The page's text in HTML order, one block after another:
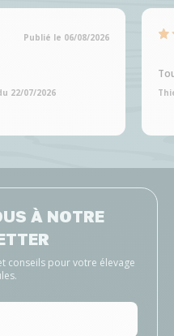
Publié le 06/08/2026
22/07/2026
À NOTRE
conseils pour votre élevage